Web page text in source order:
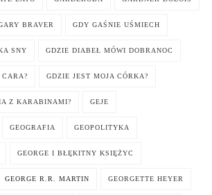
BRAVER GDY GAŚNIE UŚMIECH
SNY GDZIE DIABEŁ MÓWI DOBRANOC
GDZIE JEST MOJA CÓRKA?
Z KARABINAMI? GEJE
GEOGRAFIA GEOPOLITYKA
GEORGE I BŁĘKITNY KSIĘŻYC
GEORGE R.R. MARTIN GEORGETTE HEYER